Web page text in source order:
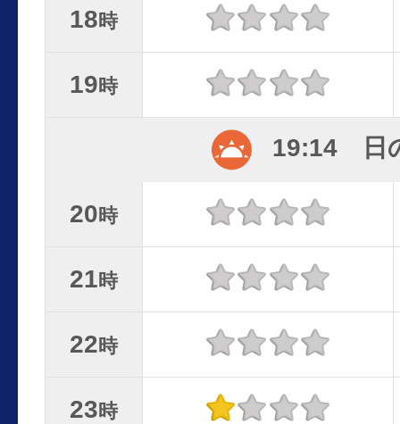
18時
19時
19:14 日
20時
21時
22時
23時